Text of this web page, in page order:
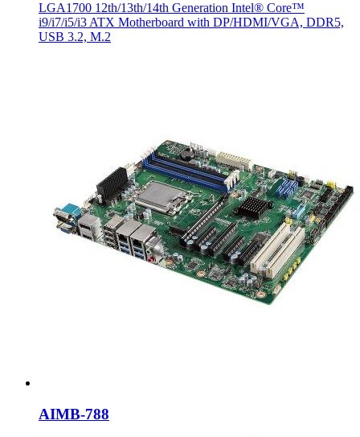
LGA1700 12th/13th/14th Generation Intel® Core™
i9/i7/i5/i3 ATX Motherboard with DP/HDMI/VGA, DDR5,
USB 3.2, M.2
AIMB-788